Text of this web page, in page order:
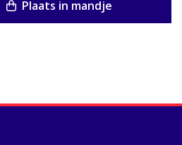
Plaats in mandje